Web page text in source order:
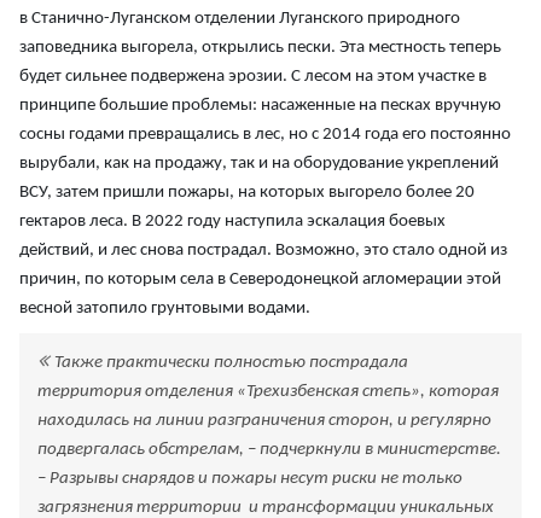
в Станично-Луганском отделении Луганского природного
заповедника выгорела, открылись пески. Эта местность теперь
будет сильнее подвержена эрозии. С лесом на этом участке в
принципе большие проблемы: насаженные на песках вручную
сосны годами превращались в лес, но с 2014 года его постоянно
вырубали, как на продажу, так и на оборудование укреплений
ВСУ, затем пришли пожары, на которых выгорело более 20
гектаров леса. В 2022 году наступила эскалация боевых
действий, и лес снова пострадал. Возможно, это стало одной из
причин, по которым села в Северодонецкой агломерации этой
весной затопило грунтовыми водами.
Также практически полностью пострадала
территория отделения «Трехизбенская степь», которая
находилась на линии разграничения сторон, и регулярно
подвергалась обстрелам, – подчеркнули в министерстве.
– Разрывы снарядов и пожары несут риски не только
загрязнения территории и трансформации уникальных